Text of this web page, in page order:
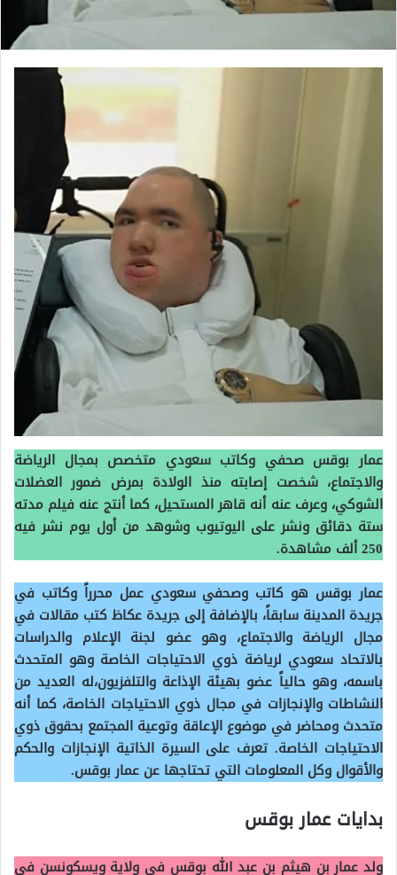
عمار بوقس صحفي وكاتب سعودي متخصص بمجال الرياضة
والاجتماع، شخصت إصابته منذ الولادة بمرض ضمور العضلات
الشوكي، وعرف عنه أنه قاهر المستحيل، كما أنتج عنه فيلم مدته
ستة دقائق ونشر على اليوتيوب وشوهد من أول يوم نشر فيه
250 ألف مشاهدة.
عمار بوقس هو كاتب وصحفي سعودي عمل محرراً وكاتب في
جريدة المدينة سابقاً، بالإضافة إلى جريدة عكاظ كتب مقالات في
مجال الرياضة والاجتماع، وهو عضو لجنة الإعلام والدراسات
بالاتحاد سعودي لرياضة ذوي الاحتياجات الخاصة وهو المتحدث
باسمه، وهو حالياً عضو بهيئة الإذاعة والتلفزيون،له العديد من
النشاطات والإنجازات في مجال ذوي الاحتياجات الخاصة، كما أنه
متحدث ومحاضر في موضوع الإعاقة وتوعية المجتمع بحقوق ذوي
الاحتياجات الخاصة. تعرف على السيرة الذاتية الإنجازات والحكم
والأقوال وكل المعلومات التي تحتاجها عن عمار بوقس.
بدايات عمار بوقس
ولد عمار بن هيثم بن عبد الله بوقس في ولاية ويسكونسن في